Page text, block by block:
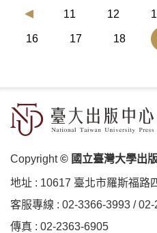
11 12
16 17 18
Copyright© 國立臺灣大學出
地址 : 10617 臺北市羅斯福路
客服專線 : 02-3366-3993 /02-
傳真 : 02-2363-6905